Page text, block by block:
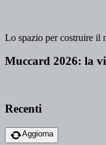
Lo spazio per costruire il
Muccard 2026: la
Recenti
Aggiorna